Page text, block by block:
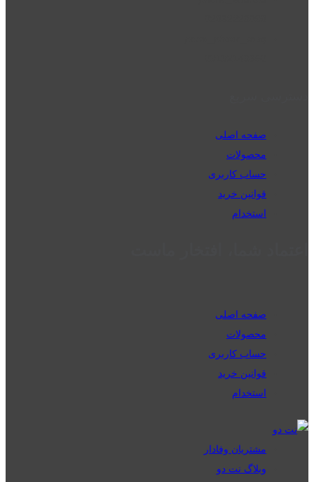
صفحه اصلی
محصولات
حساب کاربری
قوانین خرید
استخدام
صفحه اصلی
محصولات
حساب کاربری
قوانین خرید
استخدام
مشتریان وفادار
وبلاگ نت دو